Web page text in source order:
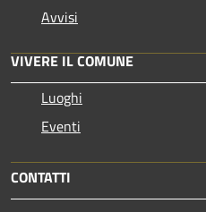
Avvisi
VIVERE IL COMUNE
Luoghi
Eventi
CONTATTI